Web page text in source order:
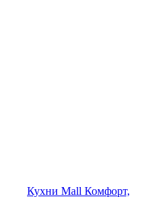
Кухни Mall Комфорт,